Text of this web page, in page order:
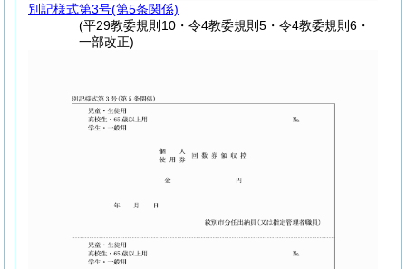
別記様式第3号(第5条関係)
(平29教委規則10・令4教委規則5・令4教委規則6・
一部改正)